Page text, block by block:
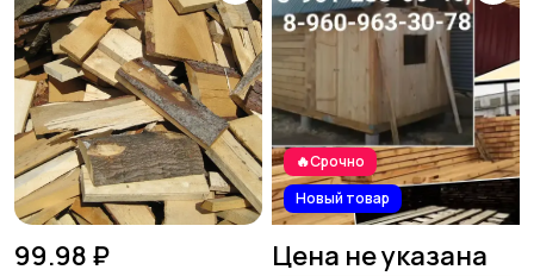
99.98 ₽
🔥Срочно
Новый товар
Цена не указана